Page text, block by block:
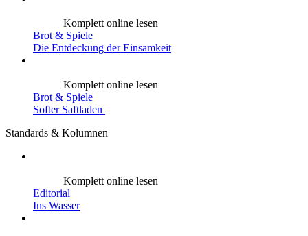
Komplett online lesen
Brot & Spiele
Die Entdeckung der Einsamkeit
Komplett online lesen
Brot & Spiele
Softer Saftladen
Standards & Kolumnen
Komplett online lesen
Editorial
Ins Wasser